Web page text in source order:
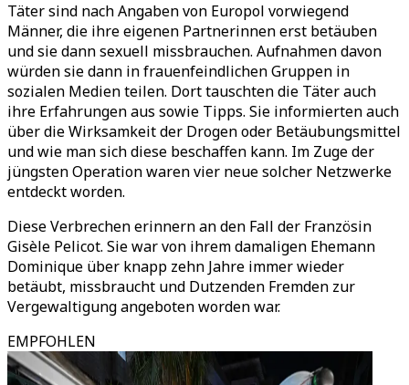
Täter sind nach Angaben von Europol vorwiegend
Männer, die ihre eigenen Partnerinnen erst betäuben
und sie dann sexuell missbrauchen. Aufnahmen davon
würden sie dann in frauenfeindlichen Gruppen in
sozialen Medien teilen. Dort tauschten die Täter auch
ihre Erfahrungen aus sowie Tipps. Sie informierten auch
über die Wirksamkeit der Drogen oder Betäubungsmittel
und wie man sich diese beschaffen kann. Im Zuge der
jüngsten Operation waren vier neue solcher Netzwerke
entdeckt worden.
Diese Verbrechen erinnern an den Fall der Französin
Gisèle Pelicot. Sie war von ihrem damaligen Ehemann
Dominique über knapp zehn Jahre immer wieder
betäubt, missbraucht und Dutzenden Fremden zur
Vergewaltigung angeboten worden war.
EMPFOHLEN